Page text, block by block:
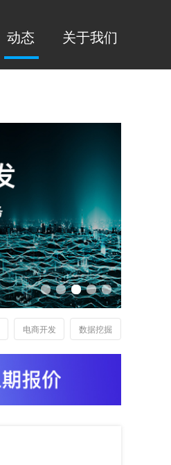
动态 关于我们
电商开发 数据挖掘